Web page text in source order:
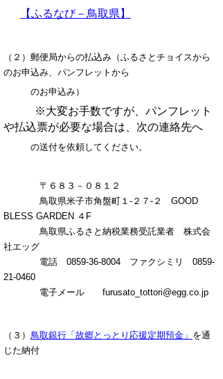
【ふるなび－鳥取県】
（２）郵便局からの払込み（ふるさとチョイスから
のお申込み、パンフレットから
のお申込み）
※大変お手数ですが、パンフレット
や払込票が必要な場合は、次の連絡先へ
の送付を依頼してください。
〒６８３－０８１２
鳥取県米子市角盤町１-２７-２ GOOD
BLESS GARDEN ４F
鳥取県ふるさと納税業務受託業者 株式会
社エッグ
電話 0859-36-8004 ファクシミリ 0859-
21-0460
電子メール furusato_tottori@egg.co.jp
（３） 鳥取銀行「故郷とっとり応援定期預金」 を通
じた納付